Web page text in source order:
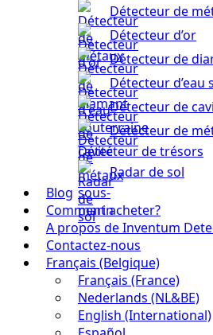
Détecteur de
Détecteur d’or
Détecteur de
Détecteur
Détecteur de
Détecteur de
Détecteur de trésors
Radar de sol
Blog
Comment acheter?
A propos de Inventum
Contactez-nous
Français (Belgique)
Français (France)
Nederlands (NL&BE)
English (International)